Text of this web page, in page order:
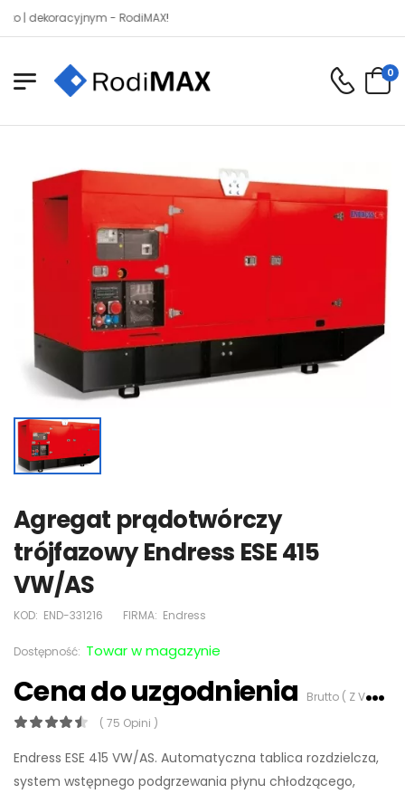
- RodiMAX!
0
Agregat prądotwórczy
trójfazowy Endress ESE 415
VW/AS
KOD: END-331216 FIRMA: Endress
Dostępność: Towar w magazynie
Cena do uzgodnienia Brutto ( Z VAT 23%)
( 75 Opini )
Endress ESE 415 VW/AS. Automatyczna tablica rozdzielcza,
system wstępnego podgrzewania płynu chłodzącego,